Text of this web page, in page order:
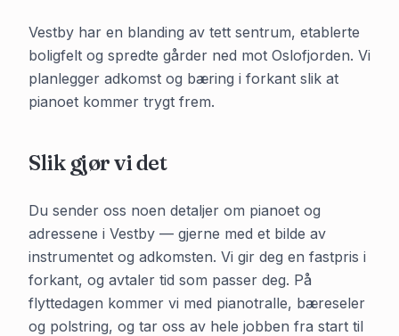
Vestby har en blanding av tett sentrum, etablerte
boligfelt og spredte gårder ned mot Oslofjorden. Vi
planlegger adkomst og bæring i forkant slik at
pianoet kommer trygt frem.
Slik gjør vi det
Du sender oss noen detaljer om pianoet og
adressene i Vestby — gjerne med et bilde av
instrumentet og adkomsten. Vi gir deg en fastpris i
forkant, og avtaler tid som passer deg. På
flyttedagen kommer vi med pianotralle, bæreseler
og polstring, og tar oss av hele jobben fra start til